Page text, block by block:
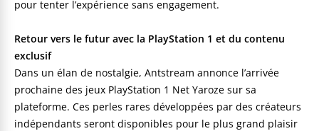
pour tenter l’expérience sans engagement.
Retour vers le futur avec la PlayStation 1 et du contenu
exclusif
Dans un élan de nostalgie, Antstream annonce l’arrivée
prochaine des jeux PlayStation 1 Net Yaroze sur sa
plateforme. Ces perles rares développées par des créateurs
indépendants seront disponibles pour le plus grand plaisir